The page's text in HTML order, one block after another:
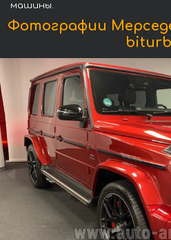
машины.
Фотографии